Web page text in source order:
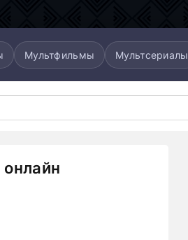
Мультфильмы Мультсериалы